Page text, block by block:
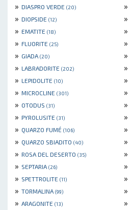
» DIASPRO VERDE (20) »
» DIOPSIDE (12) »
» EMATITE (18) »
» FLUORITE (25) »
» GIADA (20) »
» LABRADORITE (202) »
» LEPIDOLITE (10) »
» MICROCLINE (301) »
» OTODUS (31) »
» PYROLUSITE (31) »
» QUARZO FUMÉ (106) »
» QUARZO SBIADITO (40) »
» ROSA DEL DESERTO (35) »
» SEPTARIA (26) »
» SPETTROLITE (11) »
» TORMALINA (99) »
» ARAGONITE (13) »